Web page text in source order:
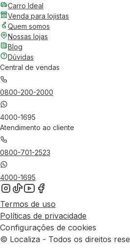
Carro Ideal
Venda para lojistas
Quem somos
Nossas lojas
Blog
Dúvidas
Central de vendas
0800-200-2000
4000-1695
Atendimento ao cliente
0800-701-2523
4000-1695
Termos de uso
Políticas de privacidade
Configurações de cookies
© Localiza - Todos os direitos